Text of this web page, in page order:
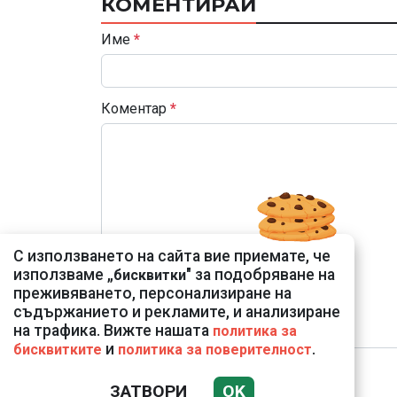
Име *
Коментар *
С използването на сайта вие приемате, че
използваме „бисквитки" за подобряване на
преживяването, персонализиране на
съдържанието и рекламите, и анализиране
на трафика. Вижте нашата политика за
бисквитките и политика за поверителност.
ЗАТВОРИ OK